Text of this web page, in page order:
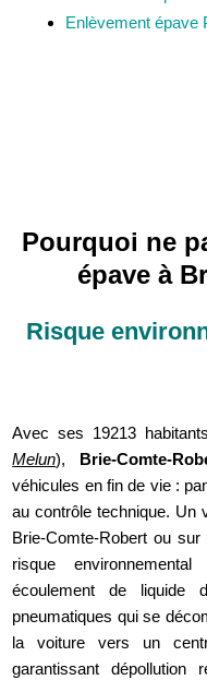
Enlèvement épave
Pourquoi ne
épave à
Risque
Avec ses 19213
Melun), Brie-Comte-
véhicules en fin de vie :
au contrôle technique. Un
Brie-Comte-Robert ou
risque
écoulement de liquide
pneumatiques qui se
la voiture vers un
garantissant dépollution